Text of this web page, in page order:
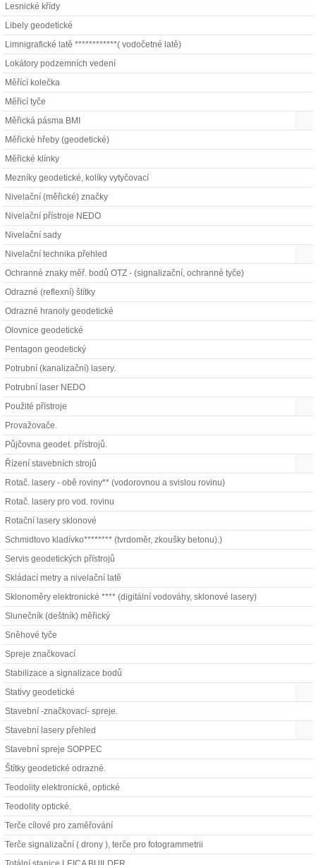
Lesnické křídy
Libely geodetické
Limnigrafické latě ************( vodočetné latě)
Lokátory podzemních vedení
Měřící kolečka
Měřicí tyče
Měřická pásma BMI
Měřické hřeby (geodetické)
Měřické klínky
Mezníky geodetické, kolíky vytyčovací
Nivelační (měřické) značky
Nivelační přístroje NEDO
Nivelační sady
Nivelační technika přehled
Ochranné znaky měř. bodů OTZ - (signalizační, ochranné tyče)
Odrazné (reflexní) štítky
Odrazné hranoly geodetické
Olovnice geodetické
Pentagon geodetický
Potrubní (kanalizační) lasery.
Potrubní laser NEDO
Použité přístroje
Provažovače.
Půjčovna geodet. přístrojů.
Řízení stavebních strojů
Rotač. lasery - obě roviny** (vodorovnou a svislou rovinu)
Rotač. lasery pro vod. rovinu
Rotační lasery sklonové
Schmidtovo kladívko******** (tvrdoměr, zkoušky betonu).)
Servis geodetických přístrojů
Skládací metry a nivelační latě
Sklonoměry elektronické **** (digitální vodováhy, sklonové lasery)
Slunečník (deštník) měřický
Sněhové tyče
Spreje značkovací
Stabilizace a signalizace bodů
Stativy geodetické
Stavební -značkovací- spreje.
Stavební lasery přehled
Stavební spreje SOPPEC
Štítky geodetické odrazné.
Teodolity elektronické, optické
Teodolity optické.
Terče cílové pro zaměřování
Terče signalizační ( drony ), terče pro fotogrammetrii